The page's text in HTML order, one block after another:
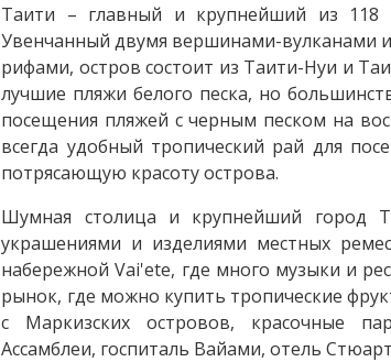
Таити – главный и крупнейший из 118
Увенчанный двумя вершинами-
рифами, остров состоит из Таити-Нуи и
лучшие пляжи белого песка, но
посещения пляжей с черным песком на
всегда удобный тропический рай для
потрясающую красоту острова.
Шумная столица и крупнейший город
украшениями и изделиями местных
набережной Vai'ete, где много музыки и
рынок, где можно купить тропические
с Маркизских островов, красочные
Ассамблеи, госпиталь Вайами, отель